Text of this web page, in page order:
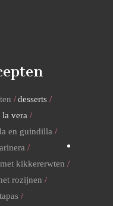
desserts
vera
en guindilla
kikkererwten
rozijnen